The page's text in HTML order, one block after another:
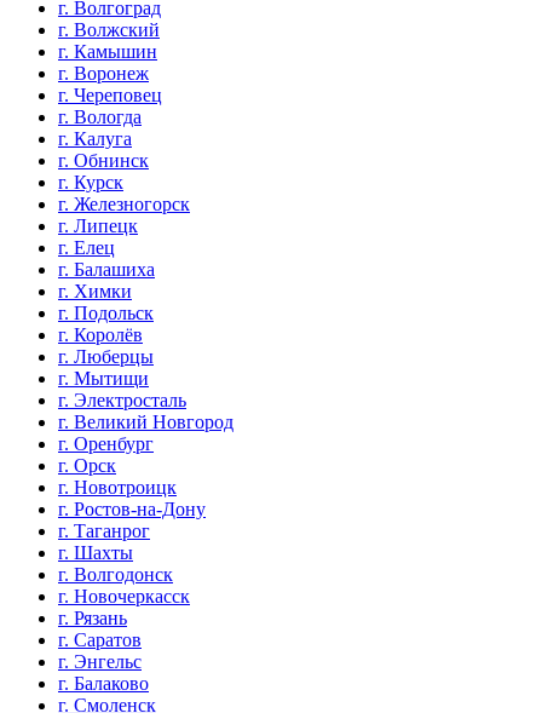
г. Волгоград
г. Волжский
г. Камышин
г. Воронеж
г. Череповец
г. Вологда
г. Калуга
г. Обнинск
г. Курск
г. Железногорск
г. Липецк
г. Елец
г. Балашиха
г. Химки
г. Подольск
г. Королёв
г. Люберцы
г. Мытищи
г. Электросталь
г. Великий Новгород
г. Оренбург
г. Орск
г. Новотроицк
г. Ростов-на-Дону
г. Таганрог
г. Шахты
г. Волгодонск
г. Новочеркасск
г. Рязань
г. Саратов
г. Энгельс
г. Балаково
г. Смоленск